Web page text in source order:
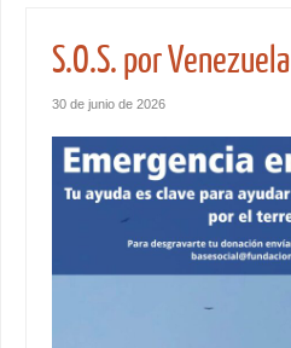
S.O.S. por Venezuela
30 de junio de 2026